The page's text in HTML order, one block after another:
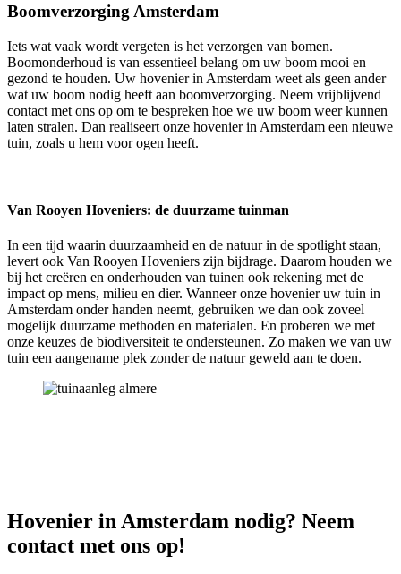
Boomverzorging Amsterdam
Iets wat vaak wordt vergeten is het verzorgen van bomen.
Boomonderhoud is van essentieel belang om uw boom mooi en
gezond te houden. Uw hovenier in Amsterdam weet als geen ander
wat uw boom nodig heeft aan boomverzorging. Neem vrijblijvend
contact met ons op om te bespreken hoe we uw boom weer kunnen
laten stralen. Dan realiseert onze hovenier in Amsterdam een nieuwe
tuin, zoals u hem voor ogen heeft.
Van Rooyen Hoveniers: de duurzame tuinman
In een tijd waarin duurzaamheid en de natuur in de spotlight staan,
levert ook Van Rooyen Hoveniers zijn bijdrage. Daarom houden we
bij het creëren en onderhouden van tuinen ook rekening met de
impact op mens, milieu en dier. Wanneer onze hovenier uw tuin in
Amsterdam onder handen neemt, gebruiken we dan ook zoveel
mogelijk duurzame methoden en materialen. En proberen we met
onze keuzes de biodiversiteit te ondersteunen. Zo maken we van uw
tuin een aangename plek zonder de natuur geweld aan te doen.
Hovenier in Amsterdam nodig? Neem
contact met ons op!